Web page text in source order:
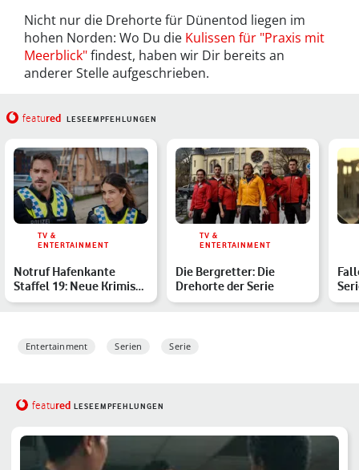
Nicht nur die Drehorte für Dünentod liegen im
hohen Norden: Wo Du die Kulissen für "Praxis mit
Meerblick"findest, haben wir Dir bereits an
anderer Stelle aufgeschrieben.
featured LESEEMPFEHLUNGEN
TV &
ENTERTAINMENT
Notruf Hafenkante
Staffel 19: Neue Krimis
von der Waterkant
TV &
ENTERTAINMENT
Die Bergretter: Die
Drehorte der Serie
Entertainment Serien Serie
featured LESEEMPFEHLUNGEN